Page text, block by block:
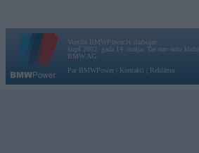
Vortāls BMWPower.lv darbojas
kopš 2002. gada 14. maija. Tas nav auto
BMW AG.
Par BMWPower
Kontakti Reklāma